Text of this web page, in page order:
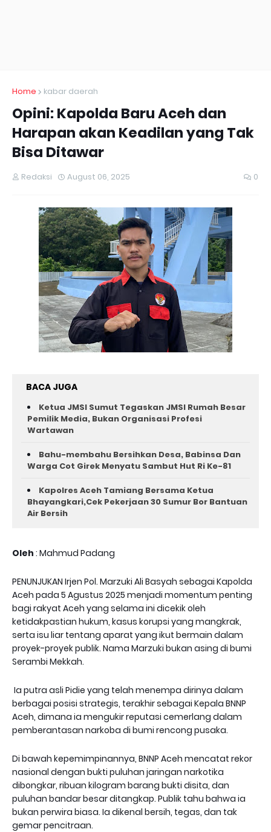
Home kabar daerah
Opini: Kapolda Baru Aceh dan
Harapan akan Keadilan yang Tak
Bisa Ditawar
Redaksi August 06, 2025 0
BACA JUGA
Ketua JMSI Sumut Tegaskan JMSI Rumah Besar
Pemilik Media, Bukan Organisasi Profesi
Wartawan
Bahu-membahu Bersihkan Desa, Babinsa Dan
Warga Cot Girek Menyatu Sambut Hut Ri Ke-81 ‎
Kapolres Aceh Tamiang Bersama Ketua
Bhayangkari,Cek Pekerjaan 30 Sumur Bor Bantuan
Air Bersih
Oleh : Mahmud Padang
PENUNJUKAN Irjen Pol. Marzuki Ali Basyah sebagai Kapolda
Aceh pada 5 Agustus 2025 menjadi momentum penting
bagi rakyat Aceh yang selama ini dicekik oleh
ketidakpastian hukum, kasus korupsi yang mangkrak,
serta isu liar tentang aparat yang ikut bermain dalam
proyek-proyek publik. Nama Marzuki bukan asing di bumi
Serambi Mekkah.
Ia putra asli Pidie yang telah menempa dirinya dalam
berbagai posisi strategis, terakhir sebagai Kepala BNNP
Aceh, dimana ia mengukir reputasi cemerlang dalam
pemberantasan narkoba di bumi rencong pusaka.
Di bawah kepemimpinannya, BNNP Aceh mencatat rekor
nasional dengan bukti puluhan jaringan narkotika
dibongkar, ribuan kilogram barang bukti disita, dan
puluhan bandar besar ditangkap. Publik tahu bahwa ia
bukan perwira biasa. Ia dikenal bersih, tegas, dan tak
gemar pencitraan.